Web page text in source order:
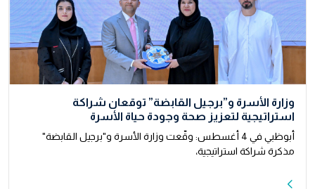
وزارة الأسرة و”برجيل القابضة” توقعان شراكة
استراتيجية لتعزيز صحة وجودة حياة الأسرة
أبوظبي في 4 أغسطس: وقّعت وزارة الأسرة و"برجيل القابضة"
مذكرة شراكة استراتيجية،